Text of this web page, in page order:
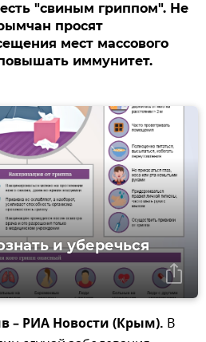
"свиным гриппом". Не
просят
мест массового
иммунитет.
и уберечься
– РИА Новости (Крым). В